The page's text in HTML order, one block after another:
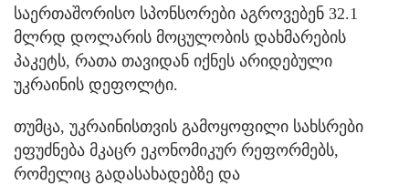
საერთაშორისო სპონსორები აგროვებენ 32.1
მლრდ დოლარის მოცულობის დახმარების
პაკეტს, რათა თავიდან იქნეს არიდებული
უკრაინის დეფოლტი.
თუმცა, უკრაინისთვის გამოყოფილი სახსრები
ეფუძნება მკაცრ ეკონომიკურ რეფორმებს,
რომელიც გადასახადებზე და